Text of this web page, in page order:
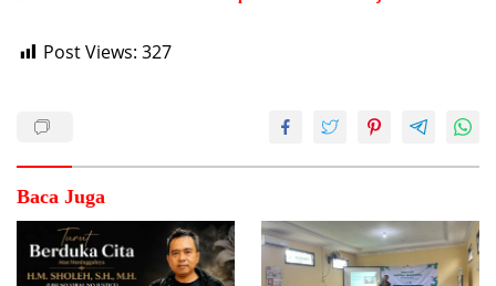
Post Views: 327
Baca Juga